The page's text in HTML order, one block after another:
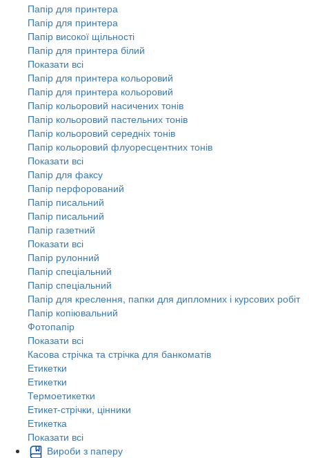
Папір для принтера
Папір для принтера
Папір високої щільності
Папір для принтера білий
Показати всі
Папір для принтера кольоровий
Папір для принтера кольоровий
Папір кольоровий насичених тонів
Папір кольоровий пастельних тонів
Папір кольоровий середніх тонів
Папір кольоровий флуоресцентних тонів
Показати всі
Папір для факсу
Папір перфорований
Папір писальний
Папір писальний
Папір газетний
Показати всі
Папір рулонний
Папір спеціальний
Папір спеціальний
Папір для креслення, папки для дипломних і курсових робіт
Папір копіювальний
Фотопапір
Показати всі
Касова стрічка та стрічка для банкоматів
Етикетки
Етикетки
Термоетикетки
Етикет-стрічки, цінники
Етикетка
Показати всі
Вироби з паперу